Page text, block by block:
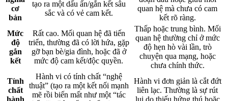
cơ
bản
tạo ra một dấu ấn/gắn kết sâu
sắc và có vẻ cam kết.
quan hệ mà chưa có cam
kết rõ ràng.
Mức
độ
gắn
kết
Rất cao. Mối quan hệ đã tiến
triển, thường đã có lời hứa, gặp
gỡ bạn bè/gia đình, hoặc đã ở
mức độ cam kết/độc quyền.
Thấp hoặc trung bình. Mối
quan hệ thường chỉ ở mức
độ hẹn hò vài lần, trò
chuyện qua mạng, hoặc
chưa chính thức.
Tính
chất
hành
Hành vi có tính chất “nghệ
thuật” (tạo ra một kết nối mạnh
mẽ rồi biến mất như một “tác
Hành vi đơn giản là cắt đứt
liên lạc. Thường là sự rút
lui do thiếu hứng thú hoặc